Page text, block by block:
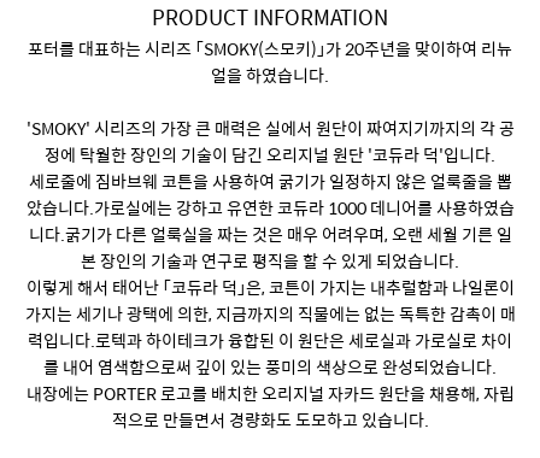
PRODUCT INFORMATION
포터를 대표하는 시리즈 「SMOKY(스모키)」가 20주년을 맞이하여 리뉴
얼을 하였습니다.
'SMOKY' 시리즈의 가장 큰 매력은 실에서 원단이 짜여지기까지의 각 공
정에 탁월한 장인의 기술이 담긴 오리지널 원단 '코듀라 덕'입니다.
세로줄에 짐바브웨 코튼을 사용하여 굵기가 일정하지 않은 얼룩줄을 뽑
았습니다.가로실에는 강하고 유연한 코듀라 1000 데니어를 사용하였습
니다.굵기가 다른 얼룩실을 짜는 것은 매우 어려우며, 오랜 세월 기른 일
본 장인의 기술과 연구로 평직을 할 수 있게 되었습니다.
이렇게 해서 태어난 「코듀라 덕」은, 코튼이 가지는 내추럴함과 나일론이
가지는 세기나 광택에 의한, 지금까지의 직물에는 없는 독특한 감촉이 매
력입니다.로텍과 하이테크가 융합된 이 원단은 세로실과 가로실로 차이
를 내어 염색함으로써 깊이 있는 풍미의 색상으로 완성되었습니다.
내장에는 PORTER 로고를 배치한 오리지널 자카드 원단을 채용해, 자립
적으로 만들면서 경량화도 도모하고 있습니다.